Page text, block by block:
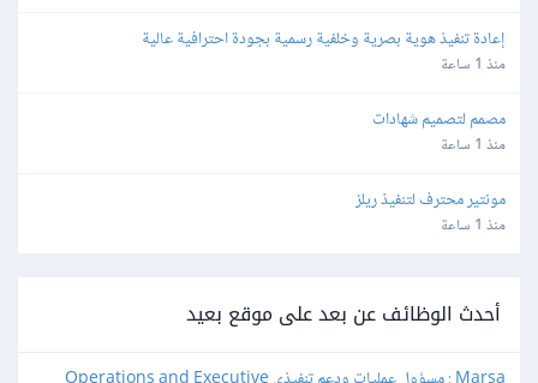
إعادة تنفيذ هوية بصرية وخلفية رسمية بجودة احترافية عالية
منذ 1 ساعة
مصمم لتصميم شهادات
منذ 1 ساعة
مونتير محترف لتنفيذ ريلز
منذ 1 ساعة
أحدث الوظائف عن بعد على موقع بعيد